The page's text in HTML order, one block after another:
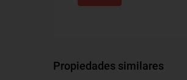
Propiedades similares